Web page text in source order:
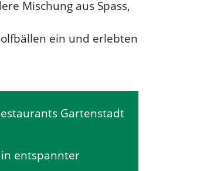
Mischung aus Spass,
ein und erlebten
Gartenstadt
entspannter